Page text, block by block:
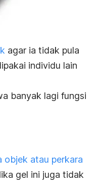
agar ia tidak pula
individu lain
banyak lagi fungsi
objek atau perkara
gel ini juga tidak